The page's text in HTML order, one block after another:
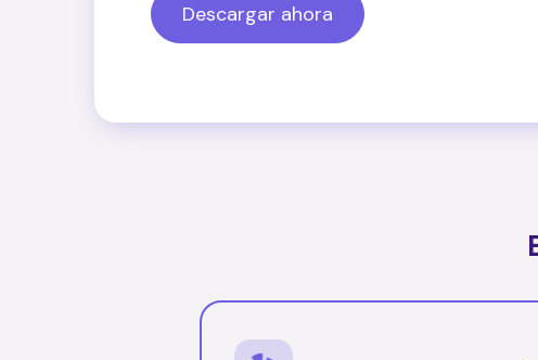
Descargar ahora